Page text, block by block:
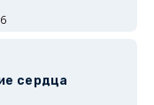
сердца